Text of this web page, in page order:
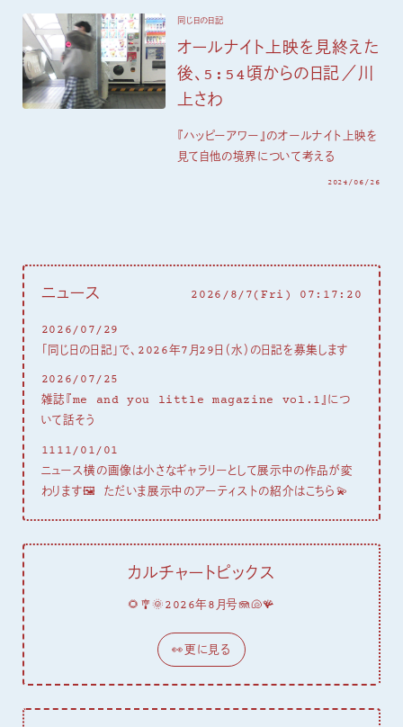
同じ日の日記
オールナイト上映を見終えた
後、5:54頃からの日記／川
上さわ
『ハッピーアワー』のオールナイト上映を
見て自他の境界について考える
2024/06/26
ニュース 2026/8/7(Fri) 07:17:22
2026/07/29
「同じ日の日記」で、2026年7月29日（水）の日記を募集します
2026/07/25
雑誌『me and you little magazine vol.1』につ
いて話そう
1111/01/01
ニュース横の画像は小さなギャラリーとして展示中の作品が変
わります🖼 ただいま展示中のアーティストの紹介はこちら💫
カルチャートピックス
🌻🎐🌞2026年8月号🪼🐚🪸
👀更に見る